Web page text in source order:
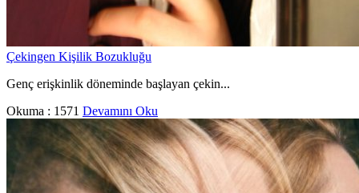
Çekingen Kişilik Bozukluğu
Genç erişkinlik döneminde başlayan çekin...
Okuma : 1571 Devamını Oku